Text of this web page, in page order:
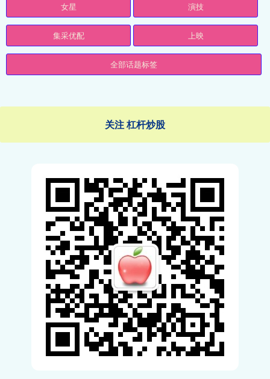
女星 演技
集采优配 上映
全部话题标签
关注 杠杆炒股